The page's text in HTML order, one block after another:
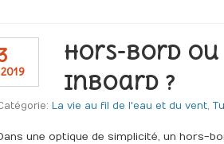
Hors-bord ou
inboard ?
La vie au fil de l'eau et du vent,
une optique de simplicité, un hors-